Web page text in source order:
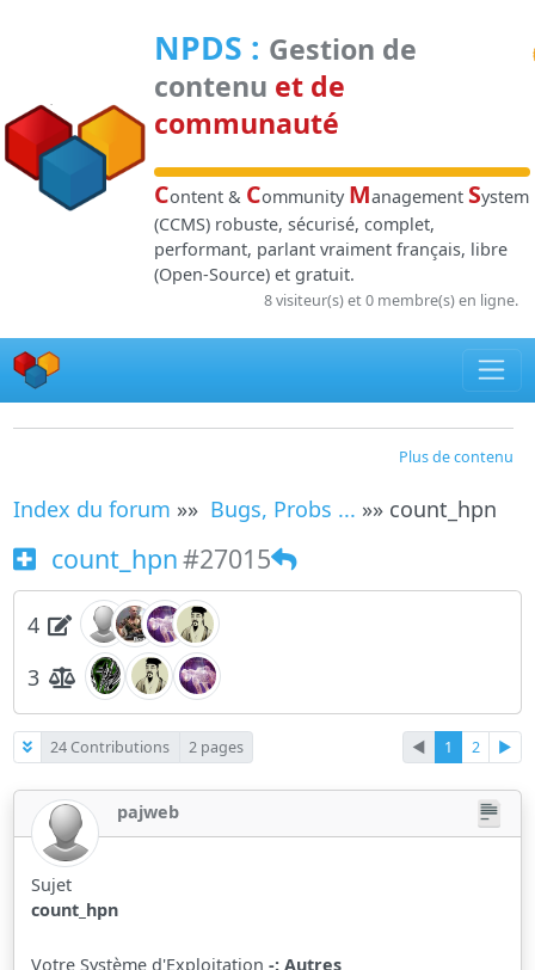
NPDS : Gestion de
contenu et de
communauté
Content & Community Management System
(CCMS) robuste, sécurisé, complet,
performant, parlant vraiment français, libre
(Open-Source) et gratuit.
8 visiteur(s) et 0 membre(s) en ligne.
Plus de contenu
Index du forum »» Bugs, Probs ... »» count_hpn
count_hpn#27015
4
3
24 Contributions 2 pages ◄ 1 2 ►
pajweb
Sujet
count_hpn
Votre Système d'Exploitation-: Autres